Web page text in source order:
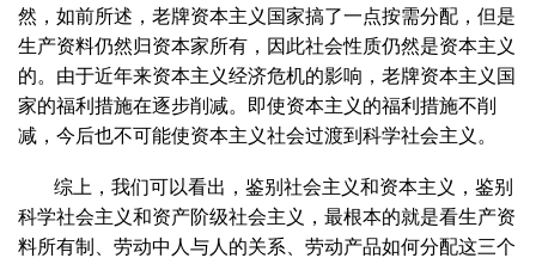
然，如前所述，老牌资本主义国家搞了一点按需分配，但是
生产资料仍然归资本家所有，因此社会性质仍然是资本主义
的。由于近年来资本主义经济危机的影响，老牌资本主义国
家的福利措施在逐步削减。即使资本主义的福利措施不削
减，今后也不可能使资本主义社会过渡到科学社会主义。
综上，我们可以看出，鉴别社会主义和资本主义，鉴别
科学社会主义和资产阶级社会主义，最根本的就是看生产资
料所有制、劳动中人与人的关系、劳动产品如何分配这三个